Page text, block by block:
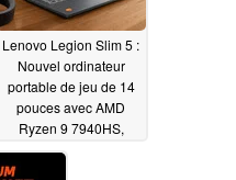
Lenovo Legion Slim 5 :
Nouvel ordinateur
portable de jeu de 14
pouces avec AMD
Ryzen 9 7940HS,
charge de 140 W et
écran OLED de 120 Hz